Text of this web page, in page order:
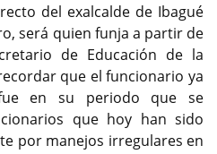
del exalcalde de Ibagué
será quien funja a partir de
de Educación de la
que el funcionario ya
en su periodo que se
que hoy han sido
por manejos irregulares en